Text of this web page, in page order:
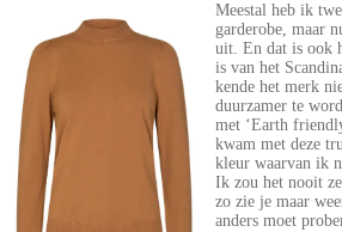
Meestal heb ik
garderobe, maar
uit. En dat is ook
is van het
kende het merk
duurzamer te
met ‘Earth
kwam met deze
kleur waarvan ik
Ik zou het nooit
zo zie je maar
anders moet